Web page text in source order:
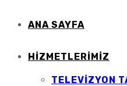
ANA SAYFA
HIZMETLERIMIZ
TELEVIZYON